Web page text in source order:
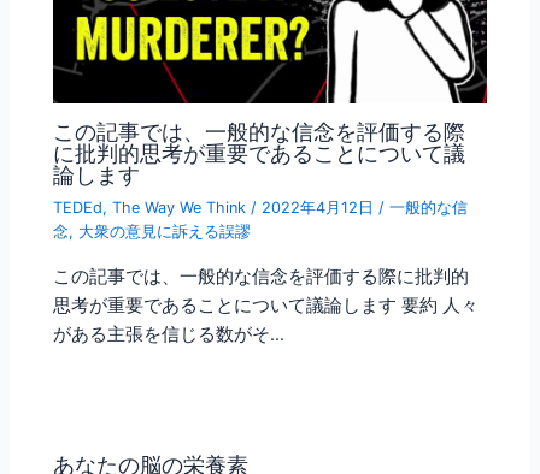
この記事では、一般的な信念を評価する際
に批判的思考が重要であることについて議
論します
TEDEd,The Way We Think / 2022年4月12日/一般的な信
念, 大衆の意見に訴える誤謬
この記事では、一般的な信念を評価する際に批判的
思考が重要であることについて議論します 要約 人々
がある主張を信じる数がそ…
あなたの脳の栄養素